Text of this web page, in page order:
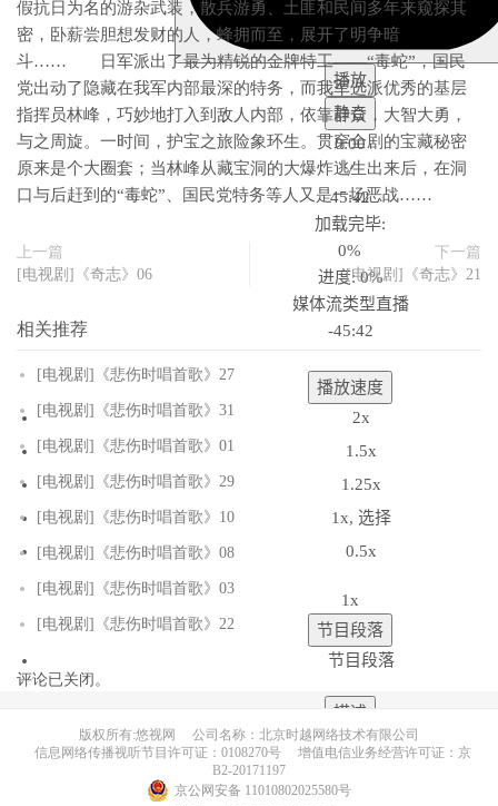
播放
静音
0:00
/
45:42
加载完毕:
0%
进度: 0%
媒体流类型直播
-45:42
播放速度
2x
1.5x
1.25x
1x, 选择
0.5x
1x
节目段落
节目段落
描述
关闭描述, 选择
字幕
假抗日为名的游杂武装，散兵游勇、土匪和民间多年来窥探其
密，卧薪尝胆想发财的人，蜂拥而至，展开了明争暗
斗…… 日军派出了最为精锐的金牌特工——“毒蛇”，国民
党出动了隐藏在我军内部最深的特务，而我军选派优秀的基层
指挥员林峰，巧妙地打入到敌人内部，依靠群众，大智大勇，
与之周旋。一时间，护宝之旅险象环生。贯穿全剧的宝藏秘密
原来是个大圈套；当林峰从藏宝洞的大爆炸逃生出来后，在洞
口与后赶到的“毒蛇”、国民党特务等人又是一场恶战……
上一篇
[电视剧]《奇志》06
下一篇
[电视剧]《奇志》21
相关推荐
[电视剧]《悲伤时唱首歌》27
[电视剧]《悲伤时唱首歌》31
[电视剧]《悲伤时唱首歌》01
[电视剧]《悲伤时唱首歌》29
[电视剧]《悲伤时唱首歌》10
[电视剧]《悲伤时唱首歌》08
[电视剧]《悲伤时唱首歌》03
[电视剧]《悲伤时唱首歌》22
评论已关闭。
版权所有:悠视网
公司名称：北京时越网络技术有限公司
信息网络传播视听节目许可证：0108270号
增值电信业务经营许可证：京
B2-20171197
京公网安备 11010802025580号